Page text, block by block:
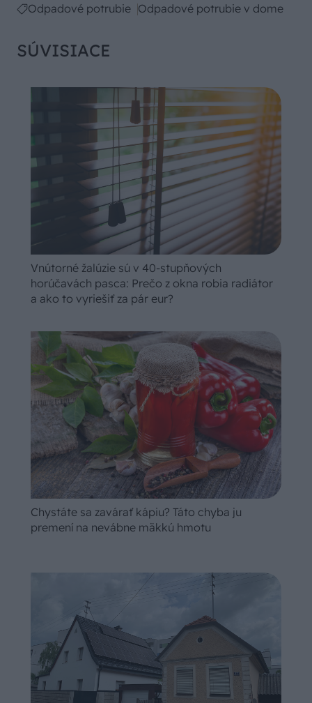
Odpadové potrubie Odpadové potrubie v dome
SÚVISIACE
Vnútorné žalúzie sú v 40-stupňových
horúčavách pasca: Prečo z okna robia radiátor
a ako to vyriešiť za pár eur?
Chystáte sa zavárať kápiu? Táto chyba ju
premení na nevábne mäkkú hmotu